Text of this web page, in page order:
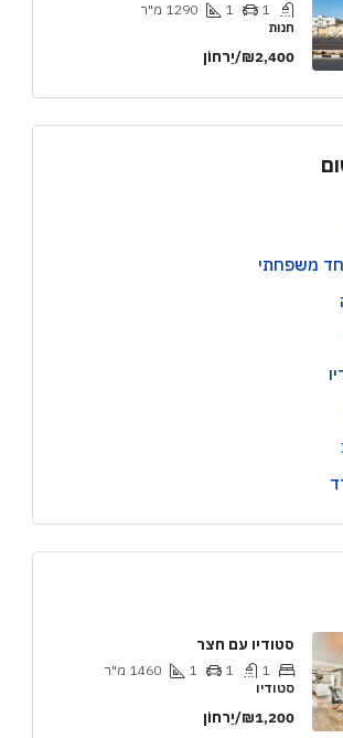
1
1
1290 מ"ר
חנות
₪2,400/יַרחוֹן
משפחתי
סטודיו עם חצר
1
1
1
1460 מ"ר
סטודיו
₪1,200/יַרחוֹן